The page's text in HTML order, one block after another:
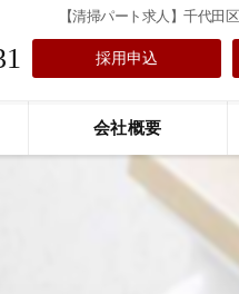
【清掃パート求人】千代田
採用申込
会社概要